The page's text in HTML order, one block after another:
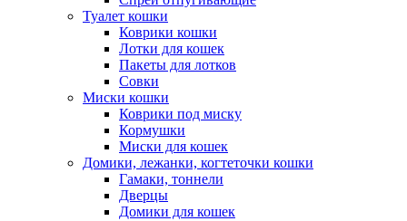
Туалет кошки
Коврики кошки
Лотки для кошек
Пакеты для лотков
Совки
Миски кошки
Коврики под миску
Кормушки
Миски для кошек
Домики, лежанки, когтеточки кошки
Гамаки, тоннели
Дверцы
Домики для кошек